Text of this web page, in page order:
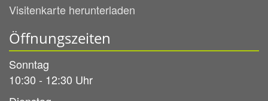
Visitenkarte herunterladen
Öffnungszeiten
Sonntag
10:30 - 12:30 Uhr